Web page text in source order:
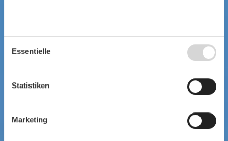
Essentielle
Statistiken
Marketing